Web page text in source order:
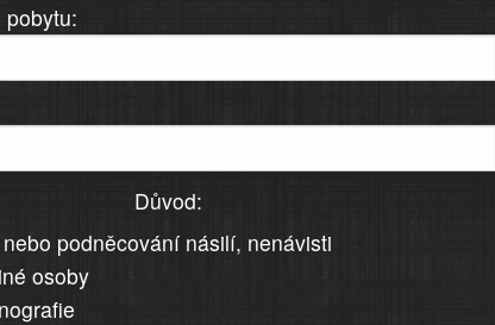
Důvod:
podněcování násilí, nenávisti
osoby